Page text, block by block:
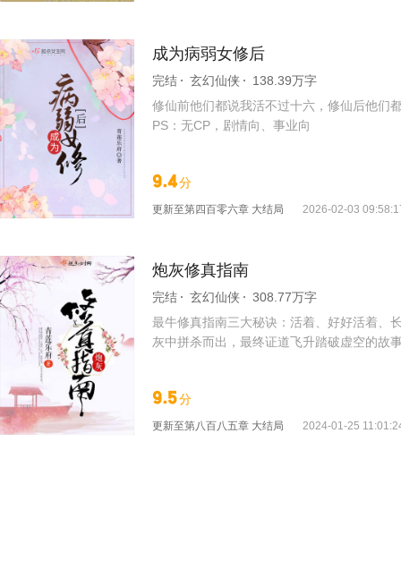
成为病弱女修后
完结 玄幻仙侠
138.39万字
修仙前他们都说我活不过十六，修仙后他们
PS：无CP，剧情向、事业向
9.4分
更新至第四百零六章 大结局 2026-02-03
炮灰修真指南
完结 玄幻仙侠
308.77万字
最牛修真指南三大秘诀：活着、好好活着、
灰中拼杀而出，最终证道飞升踏破虚空的故
9.5分
更新至第八百八五章 大结局 2024-01-25